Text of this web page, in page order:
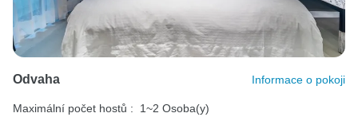
Odvaha Informace o pokoji
Maximální počet hostů :
1~2 Osoba(y)